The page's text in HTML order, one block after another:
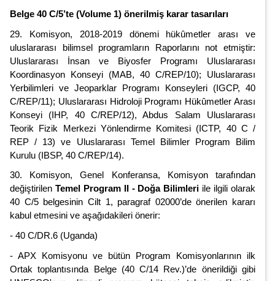
Belge 40 C/5’te (Volume 1) önerilmiş karar tasarıları
29. Komisyon, 2018-2019 dönemi hükûmetler arası ve
uluslararası bilimsel programların Raporlarını not etmiştir:
Uluslararası İnsan ve Biyosfer Programı Uluslararası
Koordinasyon Konseyi (MAB, 40 C/REP/10); Uluslararası
Yerbilimleri ve Jeoparklar Programı Konseyleri (IGCP, 40
C/REP/11); Uluslararası Hidroloji Programı Hükûmetler Arası
Konseyi (IHP, 40 C/REP/12), Abdus Salam Uluslararası
Teorik Fizik Merkezi Yönlendirme Komitesi (ICTP, 40 C /
REP / 13) ve Uluslararası Temel Bilimler Program Bilim
Kurulu (IBSP, 40 C/REP/14).
30. Komisyon, Genel Konferansa, Komisyon tarafından
değiştirilen Temel Program II - Doğa Bilimleri ile ilgili olarak
40 C/5 belgesinin Cilt 1, paragraf 02000’de önerilen kararı
kabul etmesini ve aşağıdakileri önerir:
- 40 C/DR.6 (Uganda)
- APX Komisyonu ve bütün Program Komisyonlarının ilk
Ortak toplantısında Belge (40 C/14 Rev.)’de önerildiği gibi